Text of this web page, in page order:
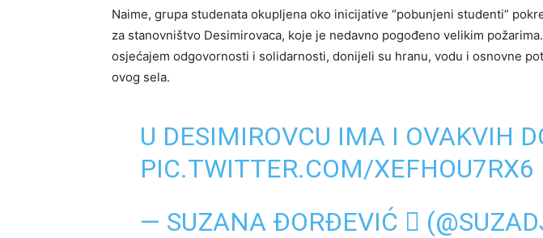
Naime, grupa studenata okupljena oko inicijative “pobunjeni studenti”
za stanovništvo Desimirovaca, koje je nedavno pogođeno velikim
osjećajem odgovornosti i solidarnosti, donijeli su hranu, vodu i osnovne
ovog sela.
U DESIMIROVCU IMA I OVAKVIH
PIC.TWITTER.COM/XEFHOU7RX6
— SUZANA ĐORĐEVIĆ 